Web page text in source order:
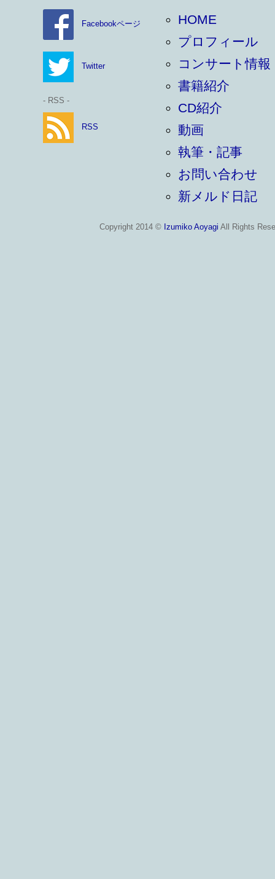
Facebookページ
Twitter
- RSS -
RSS
HOME
プロフィール
コンサート情報
書籍紹介
CD紹介
動画
執筆・記事
お問い合わせ
新メルド日記
Copyright 2014 © Izumiko Aoyagi All Rights